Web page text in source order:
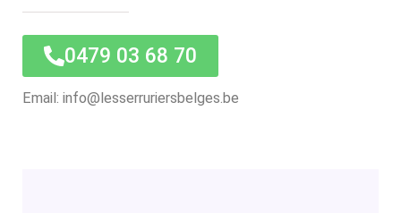
0479 03 68 70
Email: info@lesserruriersbelges.be